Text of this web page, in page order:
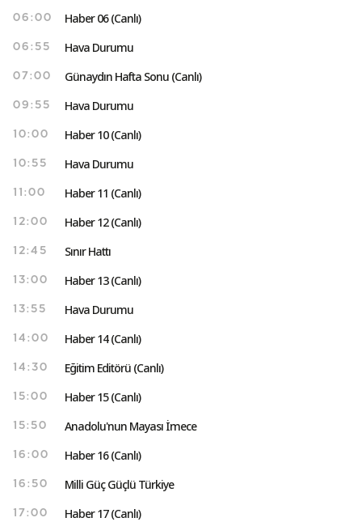
06:00 Haber 06 (Canlı)
06:55 Hava Durumu
07:00 Günaydın Hafta Sonu (Canlı)
09:55 Hava Durumu
10:00 Haber 10 (Canlı)
10:55 Hava Durumu
11:00 Haber 11 (Canlı)
12:00 Haber 12 (Canlı)
12:45 Sınır Hattı
13:00 Haber 13 (Canlı)
13:55 Hava Durumu
14:00 Haber 14 (Canlı)
14:30 Eğitim Editörü (Canlı)
15:00 Haber 15 (Canlı)
15:50 Anadolu'nun Mayası İmece
16:00 Haber 16 (Canlı)
16:50 Milli Güç Güçlü Türkiye
17:00 Haber 17 (Canlı)